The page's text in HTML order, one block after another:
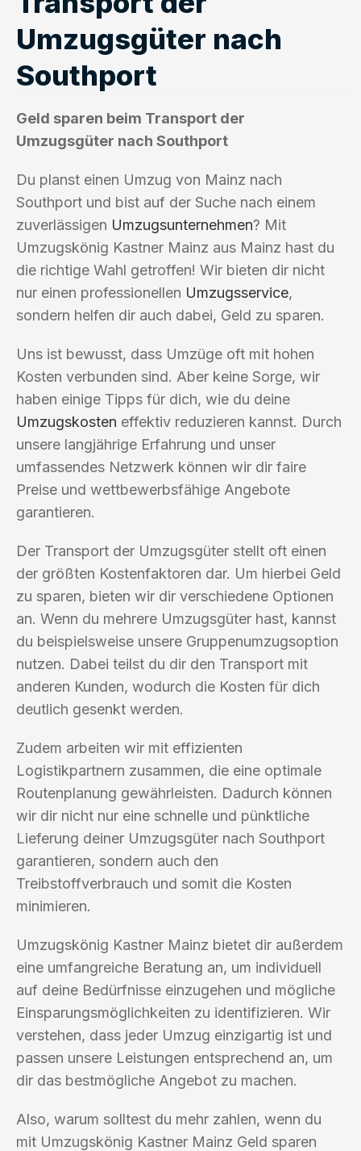
Umzugsgüter nach
Southport
Geld sparen beim Transport der
Umzugsgüter nach Southport
Du planst einen Umzug von Mainz nach
Southport und bist auf der Suche nach einem
zuverlässigen Umzugsunternehmen? Mit
Umzugskönig Kastner Mainz aus Mainz hast du
die richtige Wahl getroffen! Wir bieten dir nicht
nur einen professionellen Umzugsservice,
sondern helfen dir auch dabei, Geld zu sparen.
Uns ist bewusst, dass Umzüge oft mit hohen
Kosten verbunden sind. Aber keine Sorge, wir
haben einige Tipps für dich, wie du deine
Umzugskosten effektiv reduzieren kannst. Durch
unsere langjährige Erfahrung und unser
umfassendes Netzwerk können wir dir faire
Preise und wettbewerbsfähige Angebote
garantieren.
Der Transport der Umzugsgüter stellt oft einen
der größten Kostenfaktoren dar. Um hierbei Geld
zu sparen, bieten wir dir verschiedene Optionen
an. Wenn du mehrere Umzugsgüter hast, kannst
du beispielsweise unsere Gruppenumzugsoption
nutzen. Dabei teilst du dir den Transport mit
anderen Kunden, wodurch die Kosten für dich
deutlich gesenkt werden.
Zudem arbeiten wir mit effizienten
Logistikpartnern zusammen, die eine optimale
Routenplanung gewährleisten. Dadurch können
wir dir nicht nur eine schnelle und pünktliche
Lieferung deiner Umzugsgüter nach Southport
garantieren, sondern auch den
Treibstoffverbrauch und somit die Kosten
minimieren.
Umzugskönig Kastner Mainz bietet dir außerdem
eine umfangreiche Beratung an, um individuell
auf deine Bedürfnisse einzugehen und mögliche
Einsparungsmöglichkeiten zu identifizieren. Wir
verstehen, dass jeder Umzug einzigartig ist und
passen unsere Leistungen entsprechend an, um
dir das bestmögliche Angebot zu machen.
Also, warum solltest du mehr zahlen, wenn du
mit Umzugskönig Kastner Mainz Geld sparen